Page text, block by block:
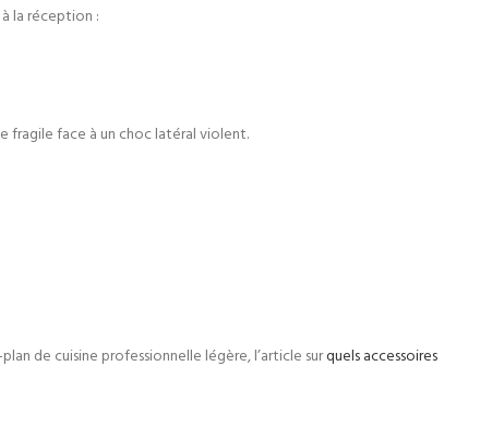
la réception :
fragile face à un choc latéral violent.
de cuisine professionnelle légère, l’article surquels accessoires